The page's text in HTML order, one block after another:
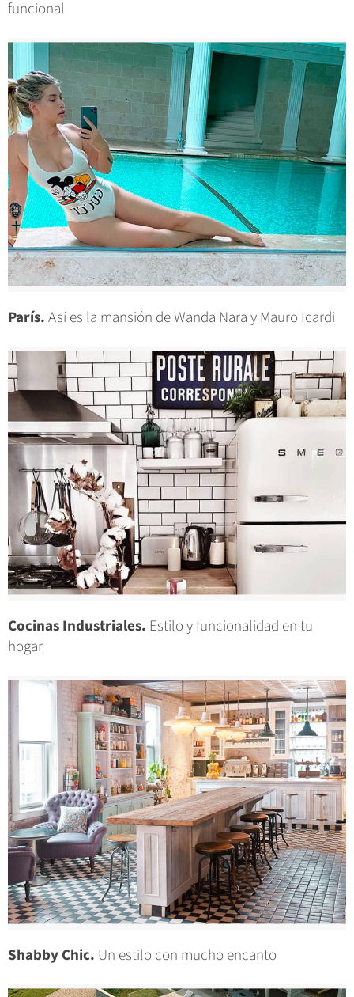
funcional
París.Así es la mansión de Wanda Nara y Mauro Icardi
Cocinas Industriales. Estilo y funcionalidad en tu
hogar
Shabby Chic. Un estilo con mucho encanto